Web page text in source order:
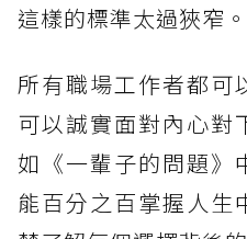
這樣的標準太過狹窄。
所有職場工作者都可
可以誠實面對內心對
如《一輩子的問題》
能百分之百掌握人生